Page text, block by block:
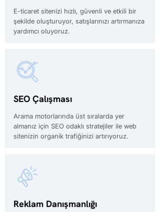
E-ticaret sitenizi hızlı, güvenli ve etkili bir
şekilde oluşturuyor, satışlarınızı artırmanıza
yardımcı oluyoruz.
SEO Çalışması
Arama motorlarında üst sıralarda yer
almanız için SEO odaklı stratejiler ile web
sitenizin organik trafiğinizi artırıyoruz.
Reklam Danışmanlığı